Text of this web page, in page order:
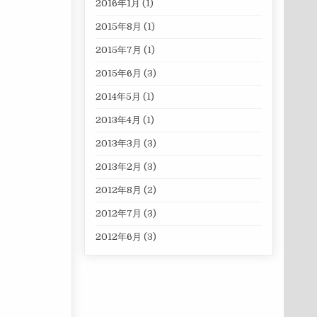
2016年1月 (1)
2015年8月 (1)
2015年7月 (1)
2015年6月 (3)
2014年5月 (1)
2013年4月 (1)
2013年3月 (3)
2013年2月 (3)
2012年8月 (2)
2012年7月 (3)
2012年6月 (3)